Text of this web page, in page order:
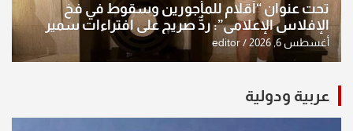
تحت عنوان “أقلام للمأجورين وسقوط في فخ
الإفلاس الإعلامي”: ردٌّ صريح على افتراءات سمير
الشكرجي
أغسطس 6, 2026 editor
عربية ودولية